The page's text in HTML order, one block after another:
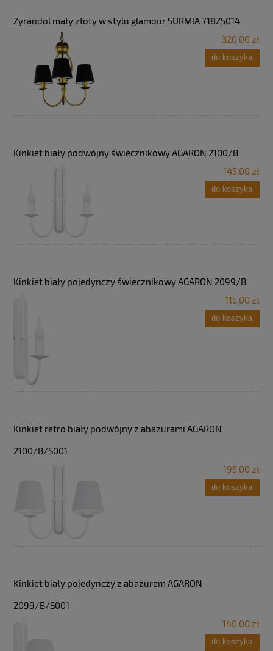
Żyrandol mały złoty w stylu glamour SURMIA 718ZS014
320,00 zł
do koszyka
Kinkiet biały podwójny świecznikowy AGARON 2100/B
145,00 zł
do koszyka
Kinkiet biały pojedynczy świecznikowy AGARON 2099/B
115,00 zł
do koszyka
Kinkiet retro biały podwójny z abażurami AGARON
2100/B/S001
195,00 zł
do koszyka
Kinkiet biały pojedynczy z abażurem AGARON
2099/B/S001
140,00 zł
do koszyka